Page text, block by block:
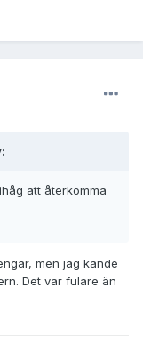
att återkomma
men jag kände
Det var fulare än